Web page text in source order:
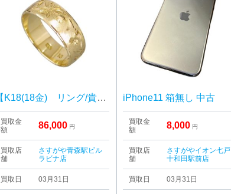
【K18(18金) リング/貴金属・750・ゴールド・アクセサリー・メンズ・レディース】
買取金
額
86,000 円
買取店
舗
さすがや青森駅ビル
ラビナ店
買取日 03月31日
iPhone11 箱無し 中古
買取金
額
8,000 円
買取店
舗
さすがやイオン七戸
十和田駅前店
買取日 03月31日